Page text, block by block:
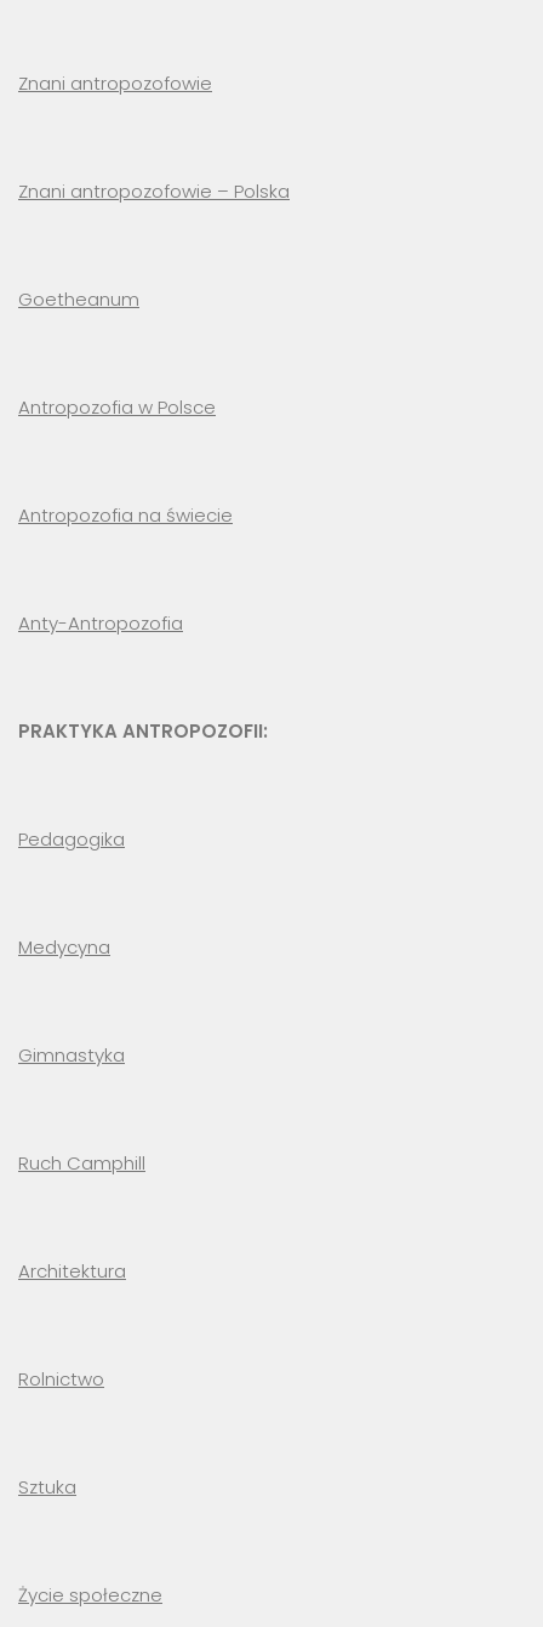
Znani antropozofowie
Znani antropozofowie – Polska
Goetheanum
Antropozofia w Polsce
Antropozofia na świecie
Anty-Antropozofia
PRAKTYKA ANTROPOZOFII:
Pedagogika
Medycyna
Gimnastyka
Ruch Camphill
Architektura
Rolnictwo
Sztuka
Życie społeczne